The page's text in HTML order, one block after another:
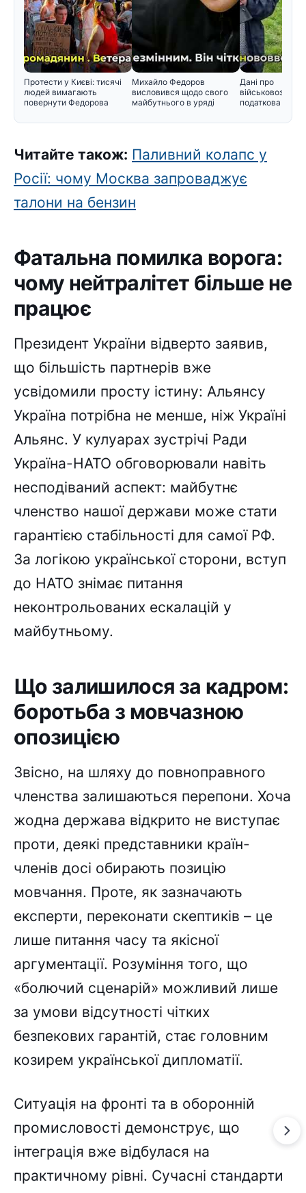
Протести у Києві: тисячі
людей вимагають
повернути Федорова
Михайло Федоров
висловився щодо свого
майбутнього в уряді
Дані про
податкова
Читайте також: Паливний колапс у
Росії: чому Москва запроваджує
талони на бензин
Фатальна помилка ворога:
чому нейтралітет більше не
працює
Президент України відверто заявив,
що більшість партнерів вже
усвідомили просту істину: Альянсу
Україна потрібна не менше, ніж Україні
Альянс. У кулуарах зустрічі Ради
Україна-НАТО обговорювали навіть
несподіваний аспект: майбутнє
членство нашої держави може стати
гарантією стабільності для самої РФ.
За логікою української сторони, вступ
до НАТО знімає питання
неконтрольованих ескалацій у
майбутньому.
Що залишилося за кадром:
боротьба з мовчазною
опозицією
Звісно, на шляху до повноправного
членства залишаються перепони. Хоча
жодна держава відкрито не виступає
проти, деякі представники країн-
членів досі обирають позицію
мовчання. Проте, як зазначають
експерти, переконати скептиків – це
лише питання часу та якісної
аргументації. Розуміння того, що
«болючий сценарій» можливий лише
за умови відсутності чітких
безпекових гарантій, стає головним
козирем української дипломатії.
Ситуація на фронті та в оборонній
промисловості демонструє, що
інтеграція вже відбулася на
практичному рівні. Сучасні стандарти